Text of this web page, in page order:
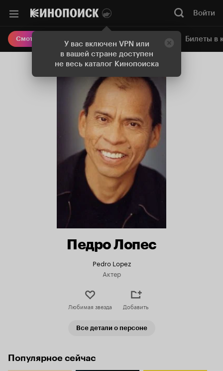
У вас включен VPN или
в вашей стране доступен
не весь каталог Кинопоиска
Войти
Смотреть кино Онлайн-кинотеатр Билеты в
Педро Лопес
Pedro Lopez
Актер
Любимая звезда Добавить
Все детали о персоне
Популярное сейчас